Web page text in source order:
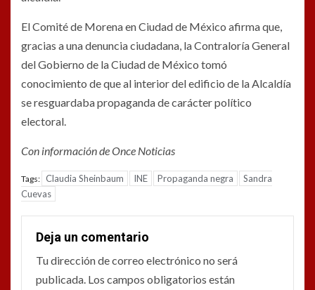
El Comité de Morena en Ciudad de México afirma que,
gracias a una denuncia ciudadana, la Contraloría General
del Gobierno de la Ciudad de México tomó
conocimiento de que al interior del edificio de la Alcaldía
se resguardaba propaganda de carácter político
electoral.
Con información de Once Noticias
Tags: Claudia Sheinbaum INE Propaganda negra
Sandra
Cuevas
Deja un comentario
Tu dirección de correo electrónico no será
publicada. Los campos obligatorios están